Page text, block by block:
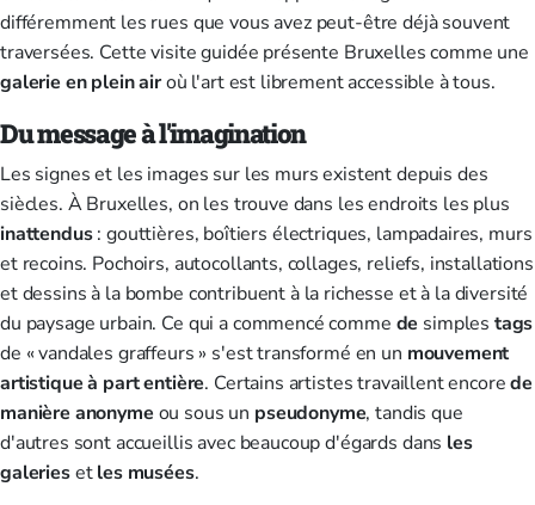
différemment les rues que vous avez peut-être déjà souvent
traversées. Cette visite guidée présente Bruxelles comme une
galerie en plein airoù l'art est librement accessible à tous.
Du message à l'imagination
Les signes et les images sur les murs existent depuis des
siècles. À Bruxelles, on les trouve dans les endroits les plus
inattendus: gouttières, boîtiers électriques, lampadaires, murs
et recoins. Pochoirs, autocollants, collages, reliefs, installations
et dessins à la bombe contribuent à la richesse et à la diversité
du paysage urbain. Ce qui a commencé comme de simples tags
de « vandales graffeurs » s'est transformé en un mouvement
artistique à part entière. Certains artistes travaillent encorede
manière anonyme ou sous un pseudonyme, tandis que
d'autres sont accueillis avec beaucoup d'égards dans les
galeriesetles musées.